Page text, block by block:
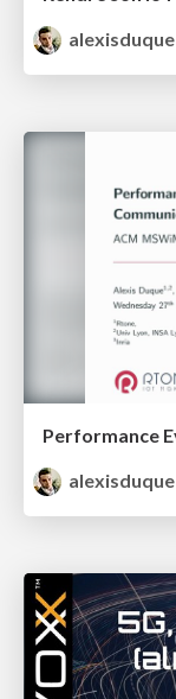
alexisduque
alexisduque